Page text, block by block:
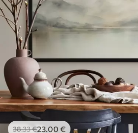
38.33€23.00 €